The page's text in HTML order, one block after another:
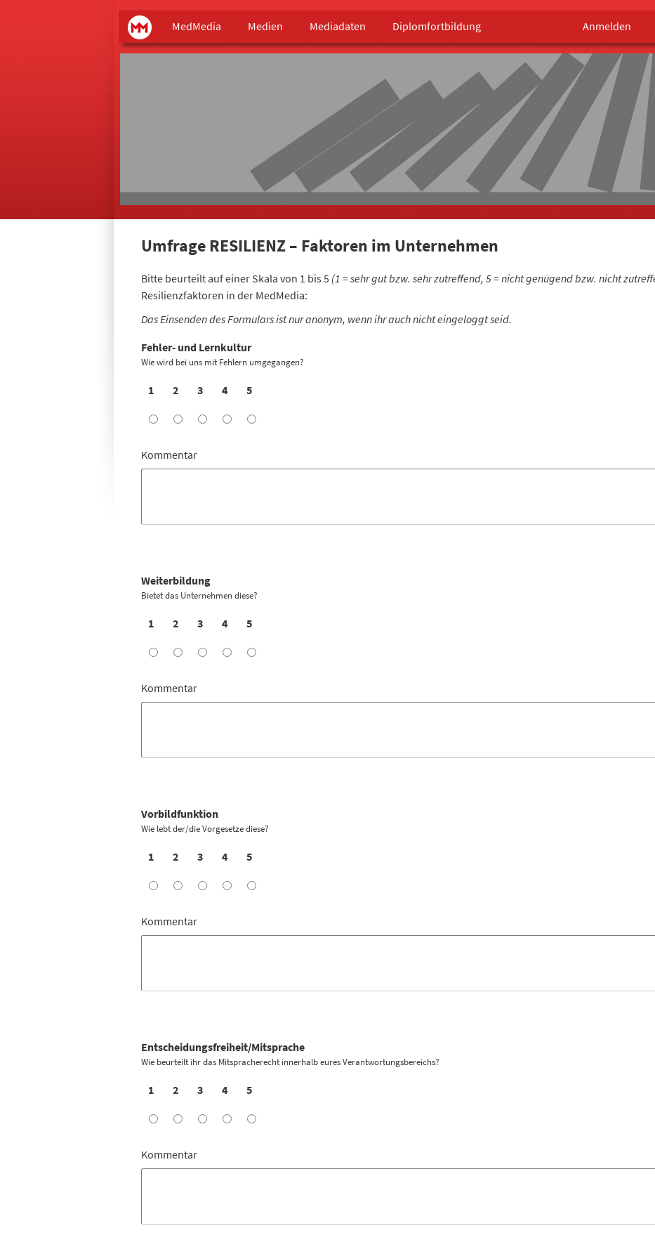
Main menu
MedMediaMedMedia Medien Mediadaten Diplomfortbildung Anmelden
Umfrage RESILIENZ – Faktoren im Unternehmen
Bitte beurteilt auf einer Skala von 1 bis 5 (1 = sehr gut bzw. sehr zutreffend, 5 = nicht genügend bzw. nicht
Resilienzfaktoren in der MedMedia:
Das Einsenden des Formulars ist nur anonym, wenn ihr auch nicht eingeloggt seid.
Fehler- und Lernkultur
Wie wird bei uns mit Fehlern umgegangen?
1 2 3 4 5
Kommentar
Weiterbildung
Bietet das Unternehmen diese?
1 2 3 4 5
Kommentar
Vorbildfunktion
Wie lebt der/die Vorgesetze diese?
1 2 3 4 5
Kommentar
Entscheidungsfreiheit/Mitsprache
Wie beurteilt ihr das Mitspracherecht innerhalb eures Verantwortungsbereichs?
1 2 3 4 5
Kommentar